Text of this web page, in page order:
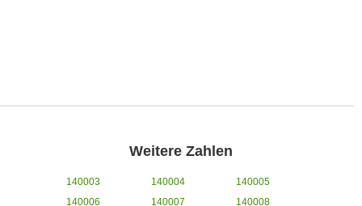
Weitere Zahlen
140003 140004
140005
140006
140007
140008